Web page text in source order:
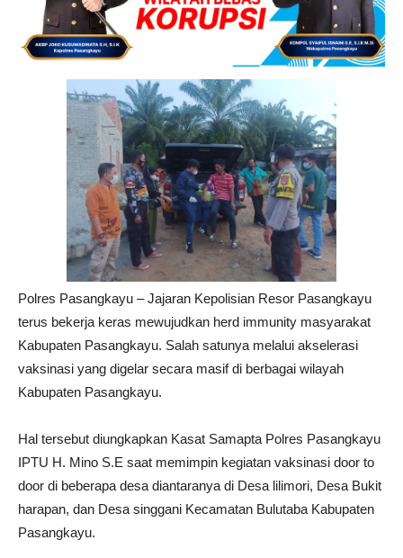
Polres Pasangkayu – Jajaran Kepolisian Resor Pasangkayu
terus bekerja keras mewujudkan herd immunity masyarakat
Kabupaten Pasangkayu. Salah satunya melalui akselerasi
vaksinasi yang digelar secara masif di berbagai wilayah
Kabupaten Pasangkayu.
Hal tersebut diungkapkan Kasat Samapta Polres Pasangkayu
IPTU H. Mino S.E saat memimpin kegiatan vaksinasi door to
door di beberapa desa diantaranya di Desa lilimori, Desa Bukit
harapan, dan Desa singgani Kecamatan Bulutaba Kabupaten
Pasangkayu.